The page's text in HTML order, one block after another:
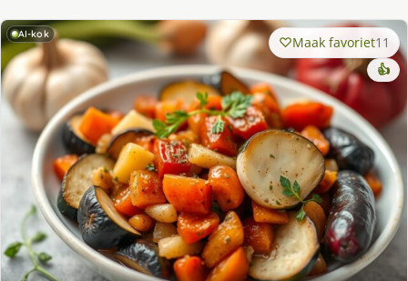
AI-kok Maak favoriet11
👍